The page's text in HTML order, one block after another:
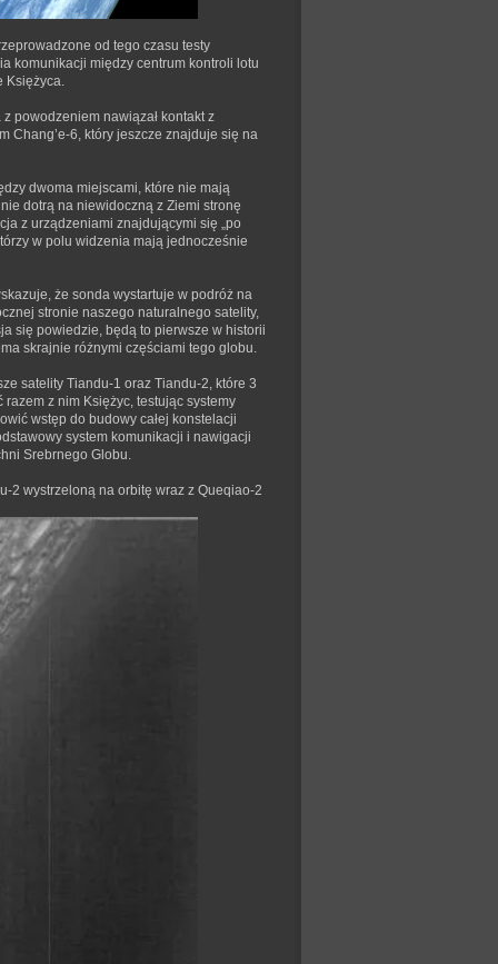
od tego czasu testy
komunikacji między centrum kontroli lotu
powodzeniem nawiązał kontakt z
Chang’e-6, który jeszcze znajduje się na
dwoma miejscami, które nie mają
dotrą na niewidoczną z Ziemi stronę
z urządzeniami znajdującymi się „po
w polu widzenia mają jednocześnie
że sonda wystartuje w podróż na
stronie naszego naturalnego satelity,
się powiedzie, będą to pierwsze w historii
skrajnie różnymi częściami tego globu.
satelity Tiandu-1 oraz Tiandu-2, które 3
z nim Księżyc, testując systemy
wstęp do budowy całej konstelacji
system komunikacji i nawigacji
Srebrnego Globu.
2 wystrzeloną na orbitę wraz z Queqiao-2